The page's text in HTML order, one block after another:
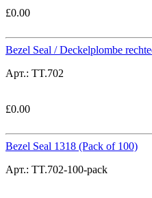
£0.00
Bezel Seal / Deckelplombe
Арт.: TT.702
£0.00
Bezel Seal 1318 (Pack of 100)
Арт.: TT.702-100-pack